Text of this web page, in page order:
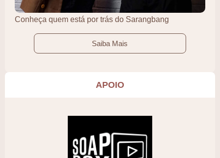
Conheça quem está por trás do Sarangbang
Saiba Mais
APOIO